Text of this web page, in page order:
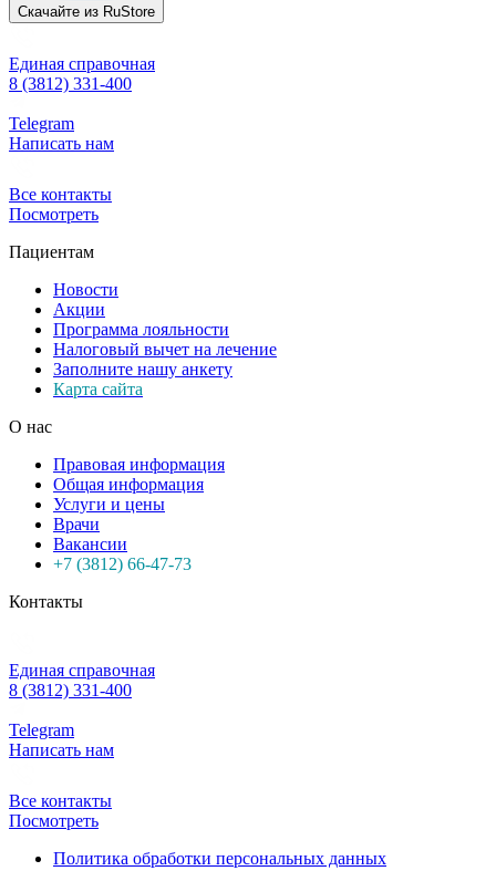
Скачайте из RuStore
Единая справочная
8 (3812) 331-400
Telegram
Написать нам
Все контакты
Посмотреть
Пациентам
Новости
Акции
Программа лояльности
Налоговый вычет на лечение
Заполните нашу анкету
Карта сайта
О нас
Правовая информация
Общая информация
Услуги и цены
Врачи
Вакансии
+7 (3812) 66-47-73
Контакты
Единая справочная
8 (3812) 331-400
Telegram
Написать нам
Все контакты
Посмотреть
Политика обработки персональных данных